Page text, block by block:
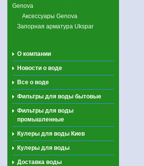
Genova
Аксессуары Genova
Запорная арматура Ukspar
О компании
Новости о воде
Все о воде
Фильтры для воды бытовые
Фильтры для воды
промышленные
Кулеры для воды Киев
Кулеры для воды
Доставка воды